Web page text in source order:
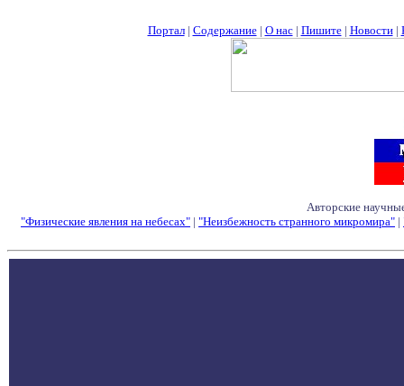
Портал| Содержание| О нас| Пишите| Новости|
Авторские
"Физические явления на небесах" | "Неизбежность странного микромира" |